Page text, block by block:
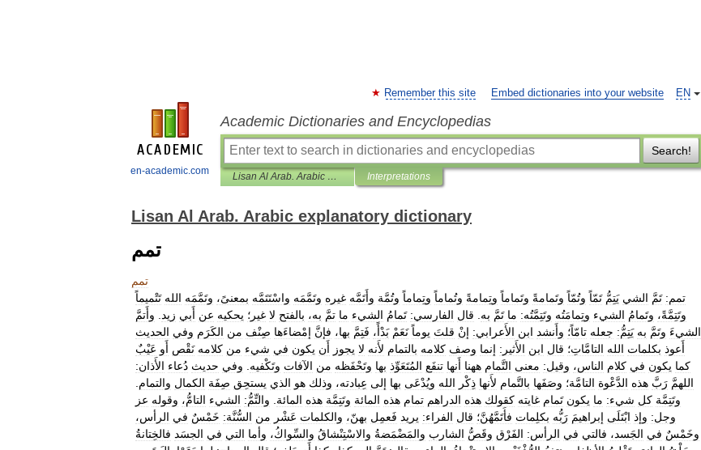
en-academic.com
EN
Remember this site Embed dictionaries into your website
Academic Dictionaries and Encyclopedias
Search!
Lisan Al Arab. Arabic explanatory dictionary Interpretations
Lisan Al Arab. Arabic explanatory dictionary
تمم
تمم
تمم: تَمَّ الشي يَتِمُّ تَمّاً وتُمّاً وتَمامةً وتَماماً وتِمامةً وتُماماً وتِماماً وتُمَّة وأَتَمَّه غيره وتَمَّمَه واسْتَتَمَّه بمعنىً، وتَمَّمَه الله تَتْميماً
وتَتِمَّةً، وتَمامُ الشيء وتِمامَتُه وتَتِمَّتُه: ما تَمَّ به قال الفارسي: تَمامُ الشيء ما تمَّ به، بالفتح لا غير؛ يحكيه عن أَبي زيد
وأَتمَّ
الشيءَ وتَمَّ به يَتِمُّ: جعله تامّاً؛ وأَنشد ابن الأَعرابي: إنْ قلتَ يوماً نَعَمْ بَدْأً، فَتِمَّ بها، فإنَّ إمْضاءَها صِنْف من الكَرَم وفي الحديث
أَعوذ بكلمات الله التامَّاتِ؛ قال ابن الأَثير: إنما وصف كلامه بالتمام لأَنه لا يجوز أَن يكون في شيء من كلامه نَقْص أَو عَيْبٌ
كما يكون في كلام الناس، وقيل: معنى التَّمام ههنا أَنها تنفَع المُتَعَوِّذ بها وتَحْفَظه من الآفات وتَكْفيه وفي حديث دُعاء الأَذان:
اللهمَّ رَبَّ هذه الدَّعْوة التامَّة؛ وصَفَها بالتَّمام لأَنها ذِكْر الله ويُدْعَى بها إلى عِبادته، وذلك هو الذي يستحِق صِفَة الكمال والتمام
وتَتِمَّة كل شيء: ما يكون تَمام غايته كقولك هذه الدراهم تمام هذه المائة وتَتِمَّة هذه المائة والتِّمُّ: الشيء التامُّ، وقوله عز
وجل: وإذ ابْتَلَى إبراهيمَ رَبُّه بكلِمات فأَتَمَّهُنَّ؛ قال الفراء: يريد فَعمِل بهنّ، والكلمات عَشْر من السُّنَّة: خَمْسٌ في الرأس،
وخَمْسٌ في الجَسد، فالتي في الرأس: الفَرْق وقَصُّ الشارب والمَضْمَضةُ والاسْتِنْشاقُ والسِّواكُ، وأما التي في الجسَد فالخِتانةُ